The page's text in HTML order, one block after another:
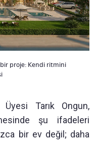
proje: Kendi ritmini
Tarık Ongun,
şu ifadeleri
bir ev değil; daha